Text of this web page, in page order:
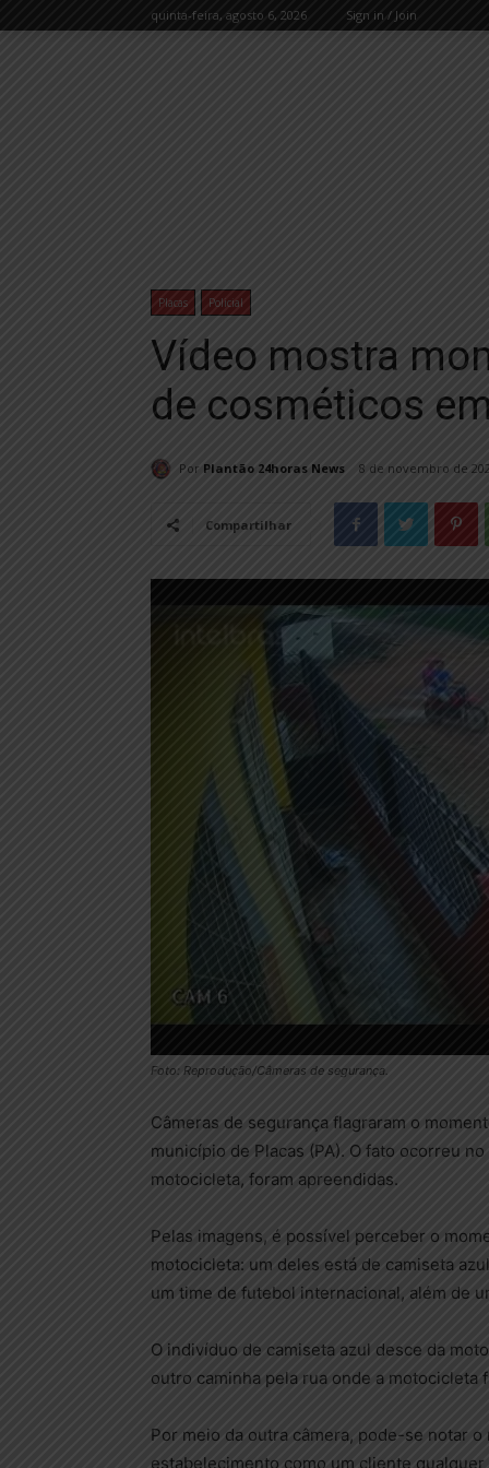
quinta-feira, agosto 6, 2026 Sign in / Join
Placas Policial
Vídeo mostra
de cosméticos
Por Plantão 24horas News 8 de novembro de
Compartilhar
Foto: Reprodução/Câmeras de segurança.
Câmeras de segurança flagraram o
município de Placas (PA). O fato ocorreu
motocicleta, foram apreendidas.
Pelas imagens, é possível perceber o
motocicleta: um deles está de camiseta
um time de futebol internacional, além de
O indivíduo de camiseta azul desce da
outro caminha pela rua onde a motocicleta
Por meio da outra câmera, pode-se notar
estabelecimento como um cliente qualquer